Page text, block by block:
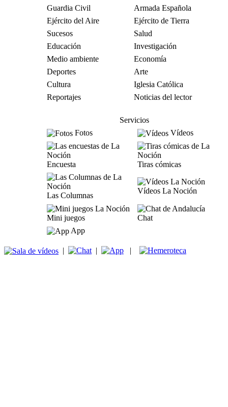
Guardia Civil
Armada Española
Ejército del Aire
Ejército de Tierra
Sucesos
Salud
Educación
Investigación
Medio ambiente
Economía
Deportes
Arte
Cultura
Iglesia Católica
Reportajes
Noticias del lector
Servicios
Fotos
Vídeos
Encuesta Tiras cómicas
Las Columnas
Vídeos La Noción
Mini juegos
Chat
App
| | |